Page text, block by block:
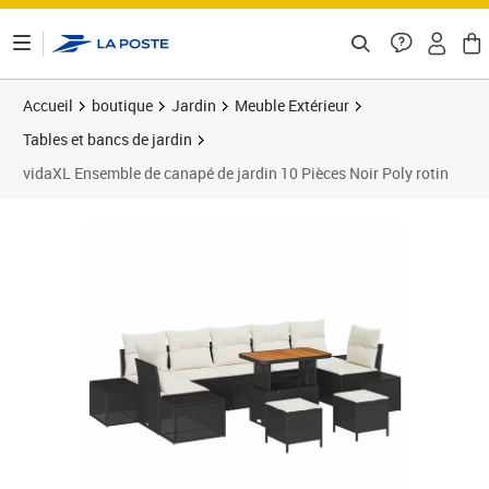
Accueil boutique Jardin
Meuble Extérieur
Tables et bancs de jardin
vidaXL Ensemble de canapé de jardin 10 Pièces Noir Poly rotin